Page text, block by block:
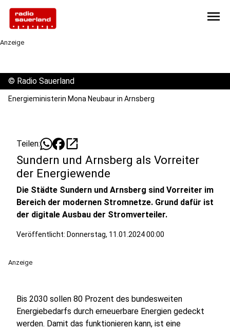
menu
Anzeige
© Radio Sauerland
Energieministerin Mona Neubaur in Arnsberg
Teilen: open_in_new
Sundern und Arnsberg als Vorreiter
der Energiewende
Die Städte Sundern und Arnsberg sind Vorreiter im
Bereich der modernen Stromnetze. Grund dafür ist
der digitale Ausbau der Stromverteiler.
Veröffentlicht: Donnerstag, 11.01.2024 00:00
Anzeige
Bis 2030 sollen 80 Prozent des bundesweiten
Energiebedarfs durch erneuerbare Energien gedeckt
werden. Damit das funktionieren kann, ist eine